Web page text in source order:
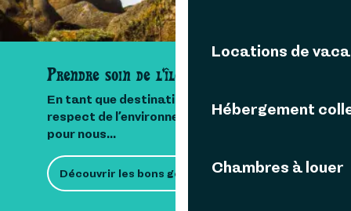
Locations de
Hébergement
Chambres à louer
Prendre soin de l'île
En tant que destination insulaire, le
respect de l’environnement est important
pour nous...
Découvrir les bons gestes